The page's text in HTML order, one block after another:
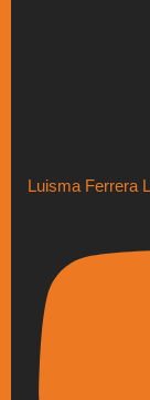
Luisma Ferrera